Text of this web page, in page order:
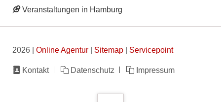
Veranstaltungen in Hamburg
2026 | Online Agentur| Sitemap| Servicepoint
Navigation
Kontakt Datenschutz Impressum